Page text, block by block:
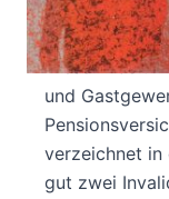
ISBN 3-7035-
Diese Arbeit
und
verzeichnet in
gut zwei